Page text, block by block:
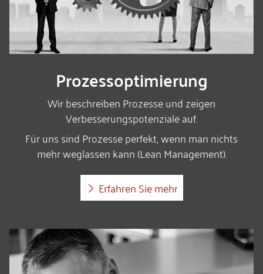
Prozessoptimierung
Wir beschreiben Prozesse und zeigen
Verbesserungspotenziale auf.
Für uns sind Prozesse perfekt, wenn man nichts
mehr weglassen kann (Lean Management).
Erfahren Sie mehr